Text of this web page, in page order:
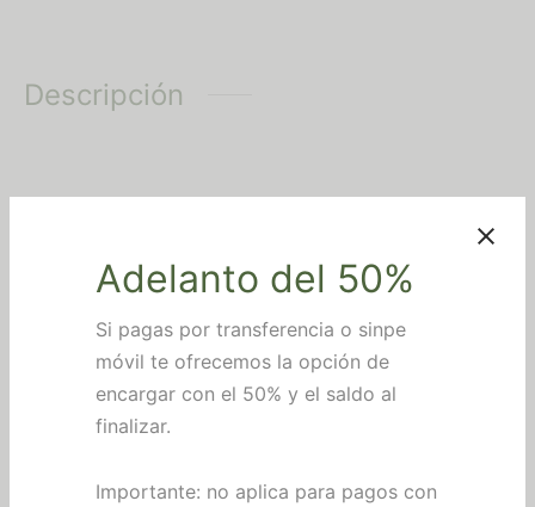
Adelanto del 50%
Si pagas por transferencia o sinpe
móvil te ofrecemos la opción de
encargar con el 50% y el saldo al
finalizar.
Importante: no aplica para pagos con
Descripción
personalizado con base impresa
en 3D
reconocimiento de madera personalizado
una opción equilibrada y moderna para destacar
logros, agradecimientos o hitos de manera clara y